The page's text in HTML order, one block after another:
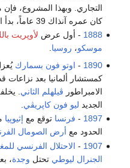
التجاري. وبهذا المشروع،
كان عمره آنذاك 39 عاماً، بدأ اتجاهاً جديداً في حياته العملية.
1888 - أول عرض لأوپريت
موسكو، روسيا
1890
- اوتو فون بسمارك
كمستشار ألمانيا بعد نزاعات
الامبراطور ڤيلهلم الثاني .
الجديد ليو فون كاپريڤي
1897
- فرنسا توقع مع إثيوپيا
الحدود مع أرض الصومال
1907
- الاحتلال الفرنسي
الجنرال ليوطي تحتل وجدة،